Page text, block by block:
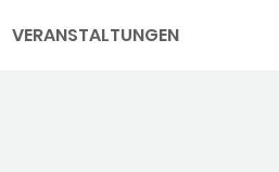
VERANSTALTUNGEN